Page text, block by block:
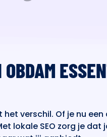
verschil. Of je nu
lokale SEO zorg je